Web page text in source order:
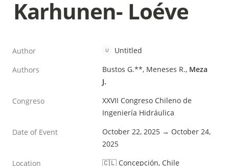
Karhunen- Loéve
Author U
Untitled
Authors
Bustos G.**, Meneses R., Meza
J.
Congreso
XXVII Congreso Chileno de
Ingeniería Hidráulica
Date of Event
October 22, 2025 → October 24,
2025
Location
🇨🇱 Concepción, Chile